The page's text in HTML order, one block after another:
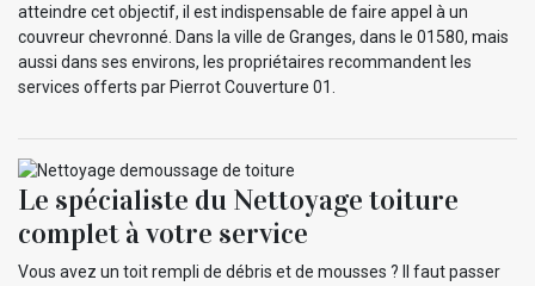
atteindre cet objectif, il est indispensable de faire appel à un
couvreur chevronné. Dans la ville de Granges, dans le 01580, mais
aussi dans ses environs, les propriétaires recommandent les
services offerts par Pierrot Couverture 01.
Le spécialiste du Nettoyage toiture
complet à votre service
Vous avez un toit rempli de débris et de mousses ? Il faut passer